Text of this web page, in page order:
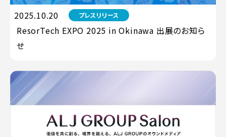
2025.10.20 プレスリリース
ResorTech EXPO 2025 in Okinawa 出展のお知ら
せ